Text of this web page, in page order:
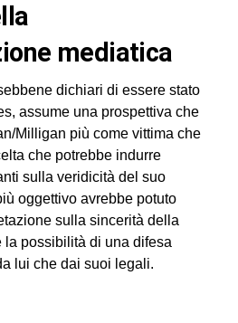
mediatica
dichiari di essere stato
assume una prospettiva che
Milligan più come vittima che
che potrebbe indurre
sulla veridicità del suo
oggettivo avrebbe potuto
sulla sincerità della
possibilità di una difesa
lui che dai suoi legali.